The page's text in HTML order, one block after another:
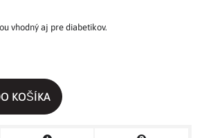
vhodný aj pre diabetikov.
KOŠÍKA